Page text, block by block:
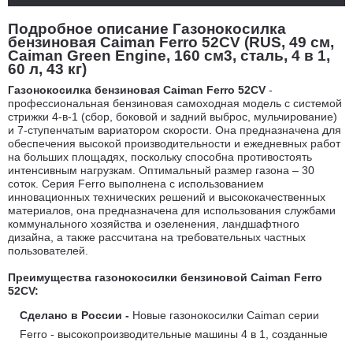
Подробное описание Газонокосилка
бензиновая Caiman Ferro 52CV (RUS, 49 см,
Caiman Green Engine, 160 см3, сталь, 4 в 1,
60 л, 43 кг)
Газонокосилка бензиновая Caiman Ferro 52CV -
профессиональная бензиновая самоходная модель с системой
стрижки 4-в-1 (сбор, боковой и задний выброс, мульчирование)
и 7-ступенчатым вариатором скорости. Она предназначена для
обеспечения высокой производительности и ежедневных работ
на больших площадях, поскольку способна противостоять
интенсивным нагрузкам. Оптимальный размер газона – 30
соток. Серия Ferro выполнена с использованием
инновационных технических решений и высококачественных
материалов, она предназначена для использования службами
коммунального хозяйства и озеленения, ландшафтного
дизайна, а также рассчитана на требовательных частных
пользователей.
Преимущества газонокосилки бензиновой Caiman Ferro
52CV:
Сделано в России - Новые газонокосилки Caiman серии
Ferro - высокопроизводительные машины 4 в 1, созданные